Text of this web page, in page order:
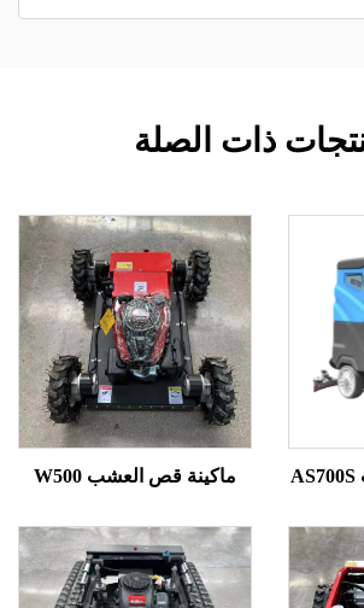
ذات الصلة
ماكينة قص العشب W500